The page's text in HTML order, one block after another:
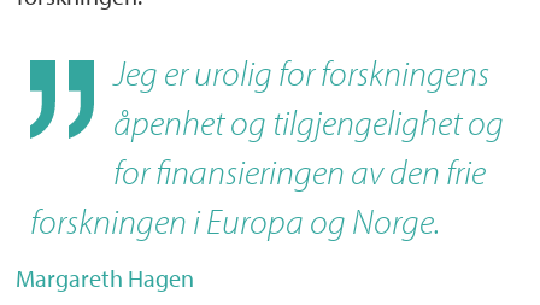
Jeg er urolig for forskningens
åpenhet og tilgjengelighet og
for finansieringen av den frie
forskningen i Europa og Norge.
Margareth Hagen